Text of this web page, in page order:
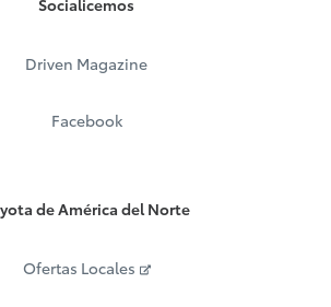
Socialicemos
Driven Magazine
Facebook
de América del Norte
Ofertas Locales